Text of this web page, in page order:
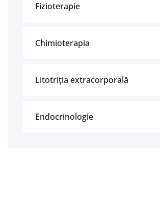
Fizioterapie
Chimioterapia
Litotriția extracorporală
Endocrinologie